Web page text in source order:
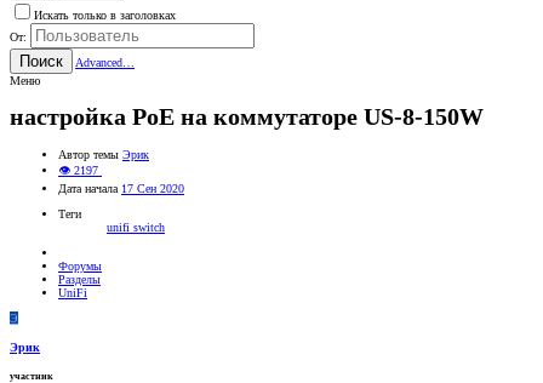
Искать только в заголовках
От:
Поиск
Advanced…
Меню
настройка PoE на коммутаторе US-8-150W
Автор темы Эрик
👁 2197
Дата начала 17 Сен 2020
Теги
unifi switch
Форумы
Разделы
UniFi
Э
Эрик
участник